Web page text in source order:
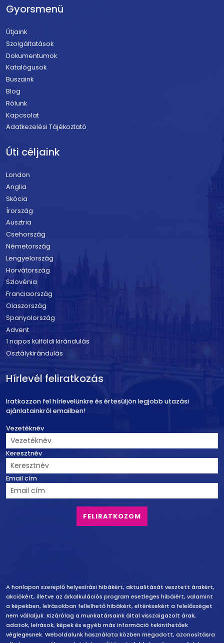
Gyorsmenü
Útjaink
Szolgáltatások
Dokumentumok
Katalógusok
Buszaink
Blog
Rólunk
Kapcsolat
Adatkezelési Tájékoztató
Úti céljaink
London
Anglia
Skócia
Írország
Ausztria
Csehország
Németország
Lengyelország
Horvátország
Szlovénia
Franciaország
Olaszország
Spanyolország
Advent
1 napos külföldi kirándulás
Osztálykirándulás
Hírlevél feliratkozás
Iratkozzon fel hírlevelünkre és értesüljön legjobb utazási
ajánlatainkról emailben!
Vezetéknév
Keresztnév
Email cím
Felelősség vállalás
A honlapon szereplő helyesírási hibákért, aktualitását vesztett árakért,
akciókért, illetve az árkalkulációs program esetleges hibáiért, valamint
a képekben, leírásokban fellelhető hibákért, eltérésekért a felelősséget
nem vállaljuk. Kizárólag a munkatársaink által visszaigazolt árak,
adatok, leírások, képek és egyéb más információ tekinthetőek
véglegesnek. Weboldalunk használata közben megadott, azonosításra